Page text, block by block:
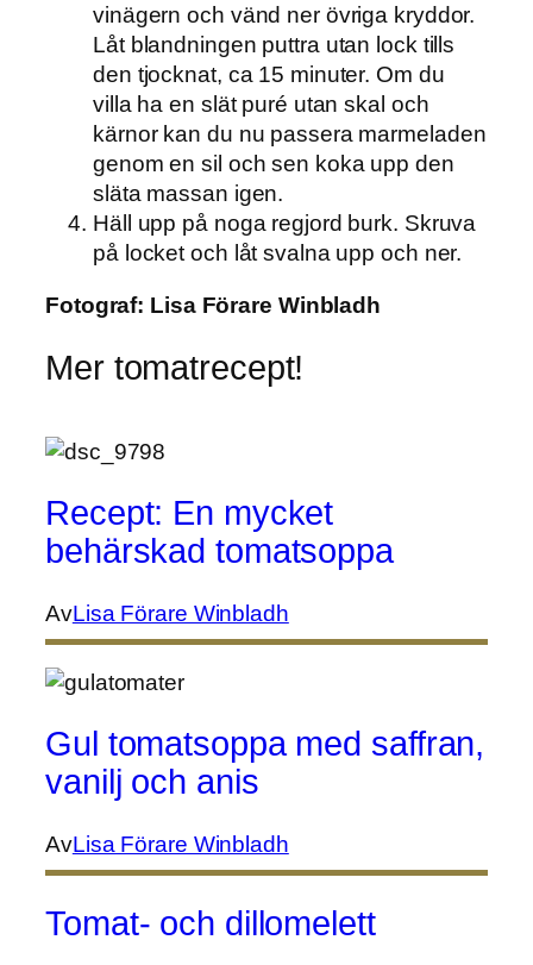
vinägern och vänd ner övriga kryddor.
Låt blandningen puttra utan lock tills
den tjocknat, ca 15 minuter. Om du
villa ha en slät puré utan skal och
kärnor kan du nu passera marmeladen
genom en sil och sen koka upp den
släta massan igen.
Häll upp på noga regjord burk. Skruva
på locket och låt svalna upp och ner.
Fotograf: Lisa Förare Winbladh
Mer tomatrecept!
Recept: En mycket
behärskad tomatsoppa
AvLisa Förare Winbladh
Gul tomatsoppa med saffran,
vanilj och anis
AvLisa Förare Winbladh
Tomat- och dillomelett